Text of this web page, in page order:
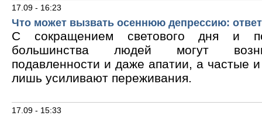
17.09 - 16:23
Что может вызвать осеннюю депрессию:
С сокращением светового дня и
большинства людей могут
подавленности и даже апатии, а частые
лишь усиливают переживания.
17.09 - 15:33